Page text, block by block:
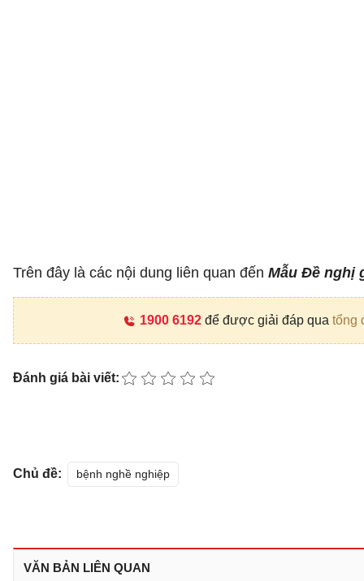
Trên đây là các nội dung liên quan đến Mẫu Đề nghị
1900 6192để được giải đáp qua tổng
Đánh giá bài viết:
Chủ đề: bệnh nghề nghiệp
VĂN BẢN LIÊN QUAN